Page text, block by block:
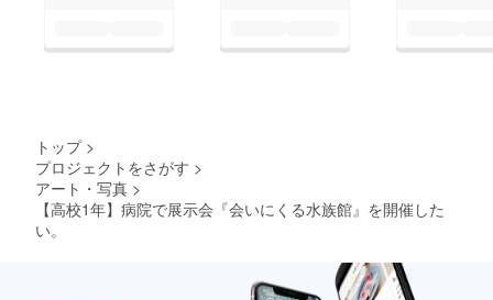
トップ >
プロジェクトをさがす >
アート・写真 >
【高校1年】病院で展示会『会いにくる水族館』を開催した
い。